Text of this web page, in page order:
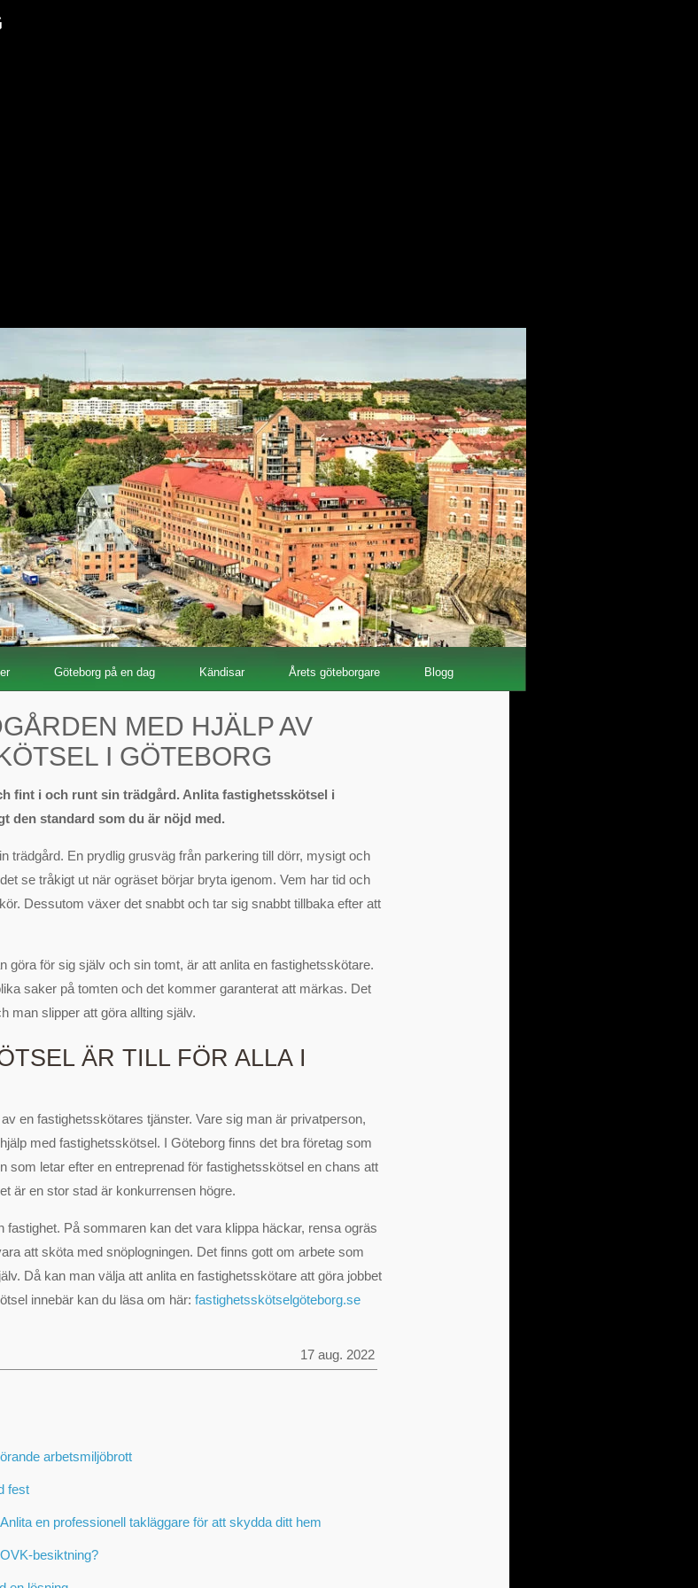
Göteborg på en dag Kändisar Årets göteborgare Blogg
MED HJÄLP AV
I GÖTEBORG
fint i och runt sin trädgård. Anlita fastighetsskötsel i
den standard som du är nöjd med.
trädgård. En prydlig grusväg från parkering till dörr, mysigt och
se tråkigt ut när ogräset börjar bryta igenom. Vem har tid och
Dessutom växer det snabbt och tar sig snabbt tillbaka efter att
göra för sig själv och sin tomt, är att anlita en fastighetsskötare.
saker på tomten och det kommer garanterat att märkas. Det
man slipper att göra allting själv.
ÄR TILL FÖR ALLA I
en fastighetsskötares tjänster. Vare sig man är privatperson,
med fastighetsskötsel. I Göteborg finns det bra företag som
som letar efter en entreprenad för fastighetsskötsel en chans att
är en stor stad är konkurrensen högre.
fastighet. På sommaren kan det vara klippa häckar, rensa ogräs
att sköta med snöplogningen. Det finns gott om arbete som
Då kan man välja att anlita en fastighetsskötare att göra jobbet
innebär kan du läsa om här:fastighetsskötselgöteborg.se
17 aug. 2022
arbetsmiljöbrott
fest
en professionell takläggare för att skydda ditt hem
besiktning?